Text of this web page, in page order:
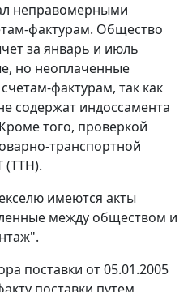
неправомерными
фактурам. Общество
за январь и июль
но неоплаченные
фактурам, так как
содержат индоссамента
того, проверкой
транспортной
(ТТН).
имеются акты
между обществом и
поставки от 05.01.2005